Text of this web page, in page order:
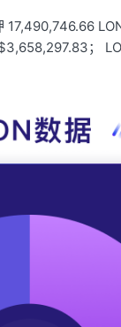
17,490,746.66
,658,297.83；